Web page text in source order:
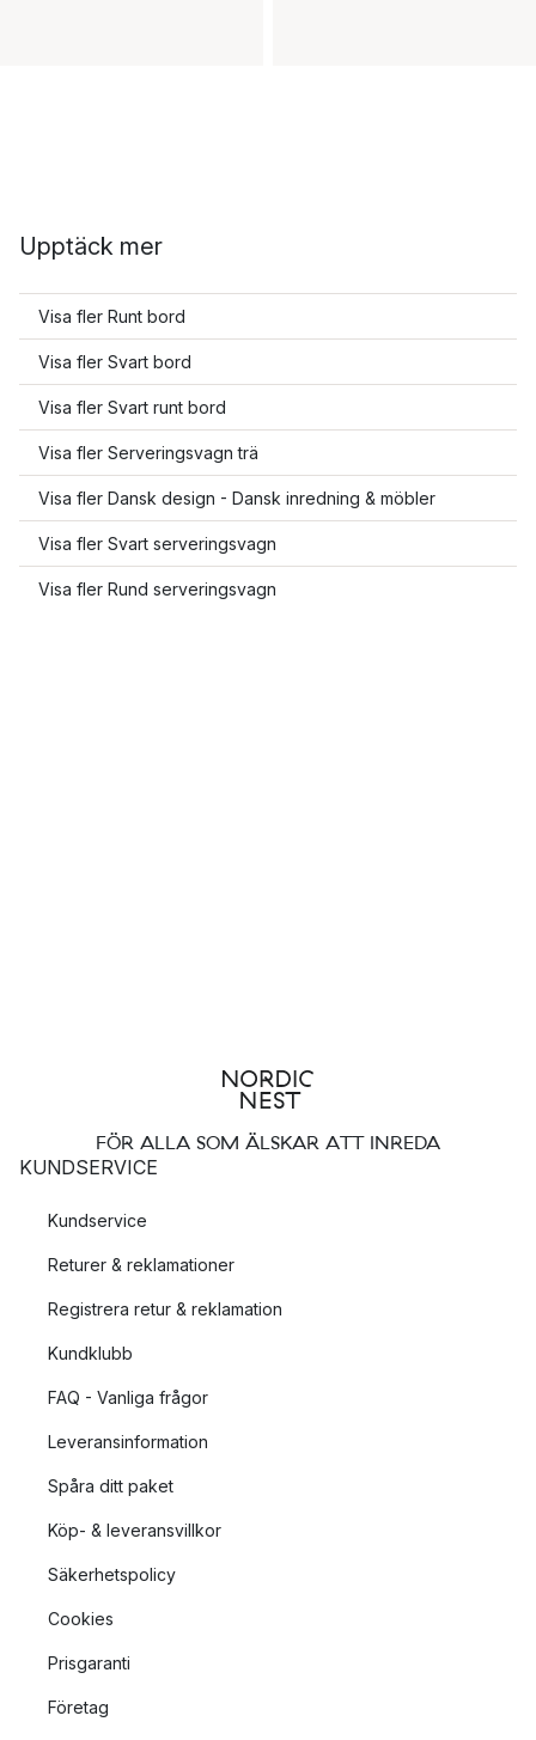
Upptäck mer
Visa fler Runt bord
Visa fler Svart bord
Visa fler Svart runt bord
Visa fler Serveringsvagn trä
Visa fler Dansk design - Dansk inredning & möbler
Visa fler Svart serveringsvagn
Visa fler Rund serveringsvagn
FÖR ALLA SOM ÄLSKAR ATT INREDA
KUNDSERVICE
Kundservice
Returer & reklamationer
Registrera retur & reklamation
Kundklubb
FAQ - Vanliga frågor
Leveransinformation
Spåra ditt paket
Köp- & leveransvillkor
Säkerhetspolicy
Cookies
Prisgaranti
Företag